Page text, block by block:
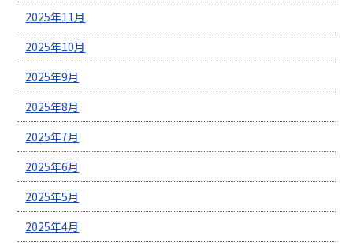
2025年11月
2025年10月
2025年9月
2025年8月
2025年7月
2025年6月
2025年5月
2025年4月